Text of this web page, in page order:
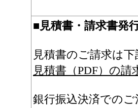
■見積書・請求書発
見積書のご請求は
見積書（PDF）の請
銀行振込決済での